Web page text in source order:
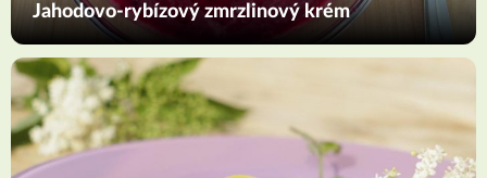
Jahodovo-rybízový zmrzlinový krém